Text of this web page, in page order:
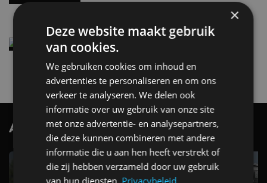
Elektrische Geely E2 (tijdelijk) net zo goedkoop
als een Renault Twingo
4 aug
AutoRAI.nl TV SUBSCRIBE
×
Deze website maakt gebruik
van cookies.
We gebruiken cookies om inhoud en
advertenties te personaliseren en om ons
verkeer te analyseren. We delen ook
informatie over uw gebruik van onze site
met onze advertentie- en analysepartners,
die deze kunnen combineren met andere
informatie die u aan hen heeft verstrekt of
die zij hebben verzameld door uw gebruik
van hun diensten. Privacybeleid